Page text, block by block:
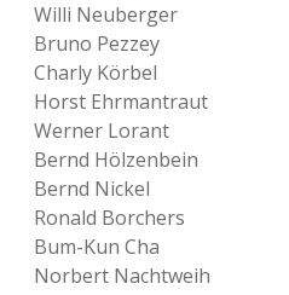
Willi Neuberger
Bruno Pezzey
Charly Körbel
Horst Ehrmantraut
Werner Lorant
Bernd Hölzenbein
Bernd Nickel
Ronald Borchers
Bum-Kun Cha
Norbert Nachtweih